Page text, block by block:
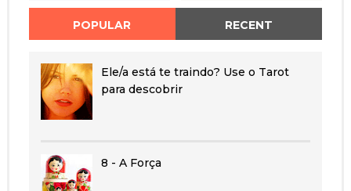
POPULAR RECENT
Ele/a está te traindo? Use o Tarot
para descobrir
8 - A Força